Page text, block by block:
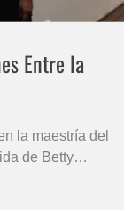
Entre la
la maestría del
el arte, las